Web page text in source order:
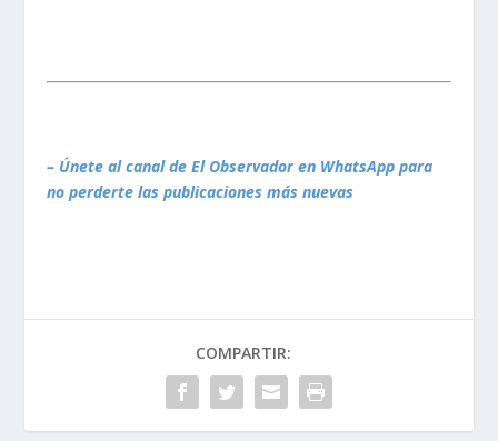
– Únete al canal de El Observador en WhatsApp para
no perderte las publicaciones más nuevas
COMPARTIR: